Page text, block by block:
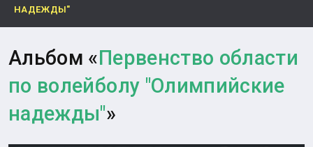
НАДЕЖДЫ"
Альбом «Первенство области
по волейболу "Олимпийские
надежды"»